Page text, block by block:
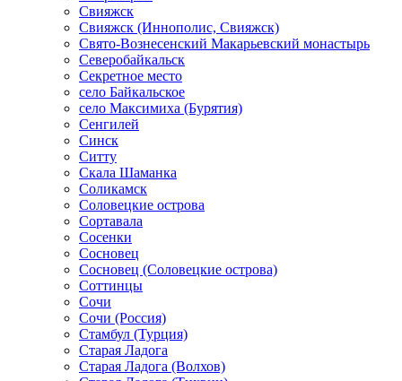
Свияжск
Свияжск (Иннополис, Свияжск)
Свято-Вознесенский Макарьевский монастырь
Северобайкальск
Секретное место
село Байкальское
село Максимиха (Бурятия)
Сенгилей
Синск
Ситту
Скала Шаманка
Соликамск
Соловецкие острова
Сортавала
Сосенки
Сосновец
Сосновец (Соловецкие острова)
Соттинцы
Сочи
Сочи (Россия)
Стамбул (Турция)
Старая Ладога
Старая Ладога (Волхов)